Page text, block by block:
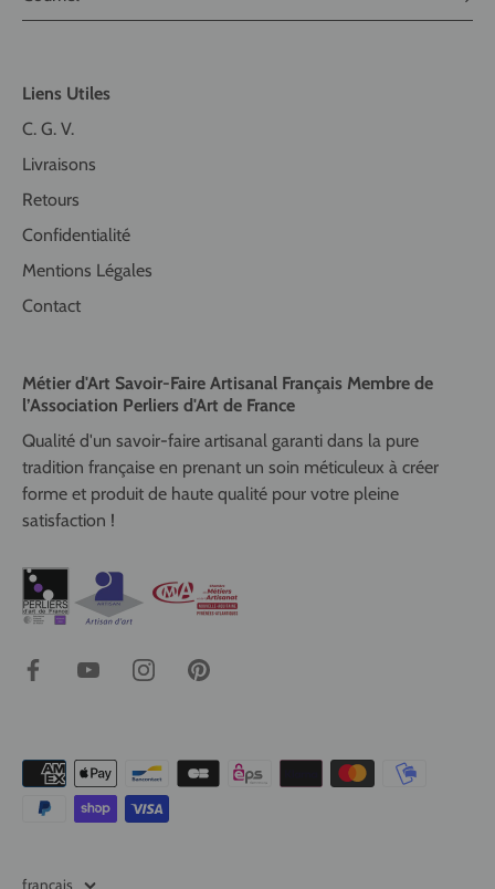
Liens Utiles
C. G. V.
Livraisons
Retours
Confidentialité
Mentions Légales
Contact
Métier d'Art Savoir-Faire Artisanal Français Membre de
l’Association Perliers d'Art de France
Qualité d'un savoir-faire artisanal garanti dans la pure
tradition française en prenant un soin méticuleux à créer
forme et produit de haute qualité pour votre pleine
satisfaction !
français